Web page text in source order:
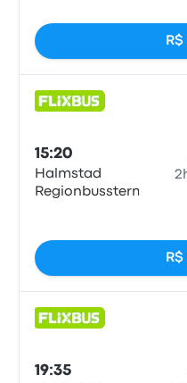
15:20
Halmstad
Regionbussterm
19:35